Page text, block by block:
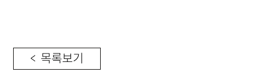
< 목록보기